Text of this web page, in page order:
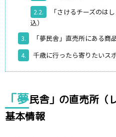
2.2.
「さけるチーズのは
込）
3. 「夢民舎」直売所にある商
4. 千歳に行ったら寄りたいス
「夢民舎」の直売所（
基本情報